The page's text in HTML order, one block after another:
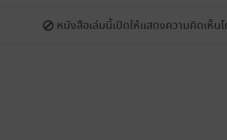
หนังสือเล่มนี้เปิดให้แสดงความคิดเห็น